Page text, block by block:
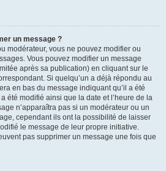
un message ?
modérateur, vous ne pouvez modifier ou
Vous pouvez modifier un message
après sa publication) en cliquant sur le
Si quelqu’un a déjà répondu au
en bas du message indiquant qu’il a été
été modifié ainsi que la date et l’heure de la
n’apparaîtra pas si un modérateur ou un
cependant ils ont la possibilité de laisser
le message de leur propre initiative.
pas supprimer un message une fois que